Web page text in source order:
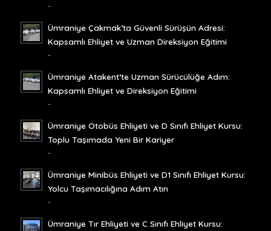
-
Ümraniye Çakmak’ta Güvenli Sürüşün Adresi:
Kapsamlı Ehliyet ve Uzman Direksiyon Eğitimi
-
Ümraniye Atakent’te Uzman Sürücülüğe Adım:
Kapsamlı Ehliyet ve Direksiyon Eğitimi
-
Ümraniye Otobüs Ehliyeti ve D Sınıfı Ehliyet Kursu:
Toplu Taşımada Yeni Bir Kariyer
-
Ümraniye Minibüs Ehliyeti ve D1 Sınıfı Ehliyet Kursu:
Yolcu Taşımacılığına Adım Atın
-
Ümraniye Tır Ehliyeti ve C Sınıfı Ehliyet Kursu: